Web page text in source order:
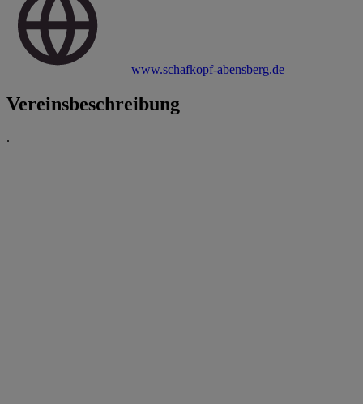
www.schafkopf-abensberg.de
Vereinsbeschreibung
.